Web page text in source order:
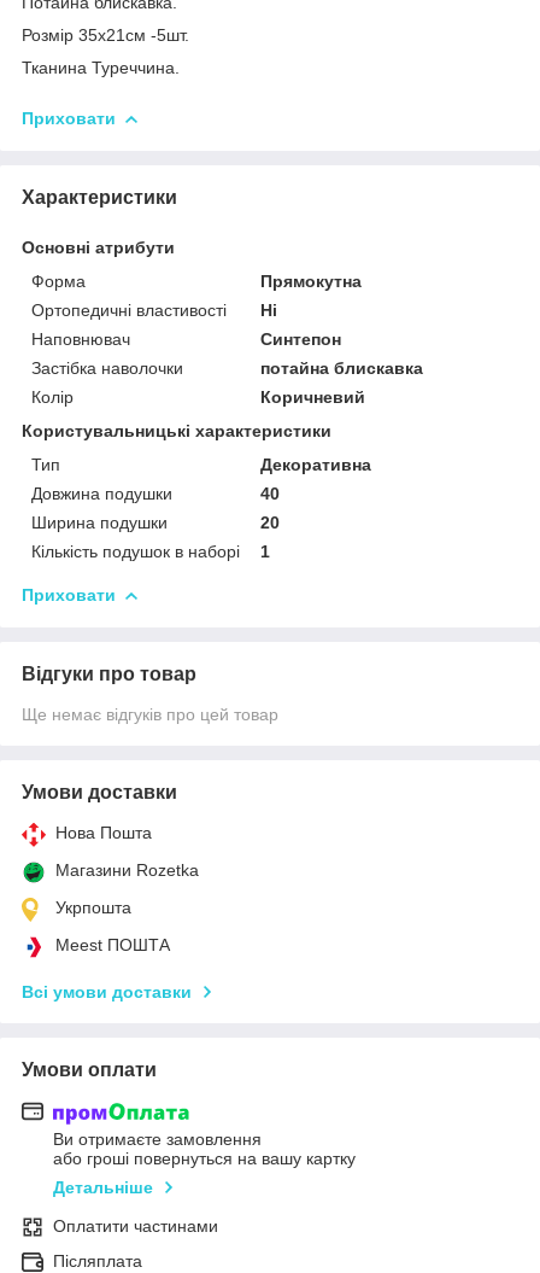
Розмір 35х21см -5шт.
Тканина Туреччина.
Приховати
Характеристики
Основні атрибути
Форма
Прямокутна
Ортопедичні властивості
Ні
Наповнювач
Синтепон
Застібка наволочки
потайна блискавка
Колір
Коричневий
Користувальницькі характеристики
Тип
Декоративна
Довжина подушки
40
Ширина подушки
20
Кількість подушок в наборі
1
Приховати
Відгуки про товар
Ще немає відгуків про цей товар
Умови доставки
Нова Пошта
Магазини Rozetka
Укрпошта
Meest ПОШТА
Всі умови доставки
Умови оплати
Ви отримаєте замовлення
або гроші повернуться на вашу картку
Детальніше
Оплатити частинами
Післяплата